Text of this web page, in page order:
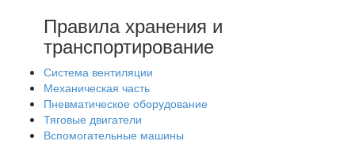
Правила хранения и
транспортирование
Система вентиляции
Механическая часть
Пневматическое оборудование
Тяговые двигатели
Вспомогательные машины